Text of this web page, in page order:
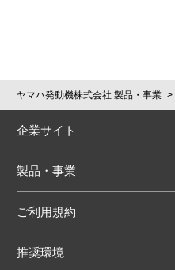
ヤマハ発動機株式会社 製品・事業
企業サイト
製品・事業
ご利用規約
推奨環境